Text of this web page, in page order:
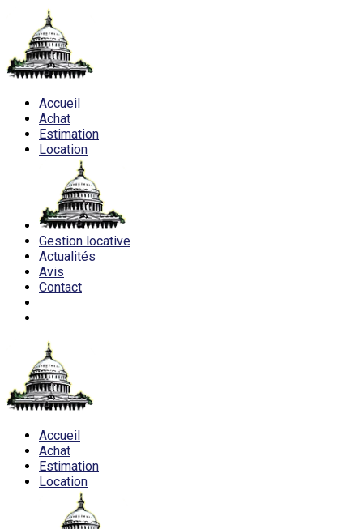
Accueil
Achat
Estimation
Location
Gestion locative
Actualités
Avis
Contact
Accueil
Achat
Estimation
Location